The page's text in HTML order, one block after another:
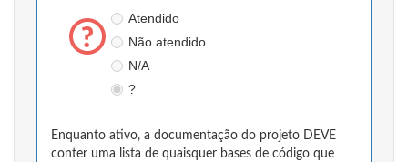
Atendido
Não atendido
N/A
?
Enquanto ativo, a documentação do projeto DEVE
conter uma lista de quaisquer bases de código que